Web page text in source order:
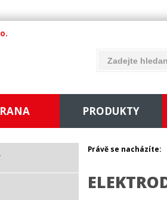
PRODUKTY
Právě se nacházíte: